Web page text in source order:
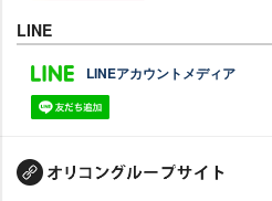
LINE
LINEアカウントメディア